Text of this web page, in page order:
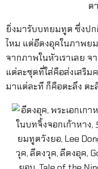
ยิ่งมารับบทยมทูต ซึ่งปก
ไหม แต่อีดงอุคในภาพ
จากภาพในหัวเราเลย
แต่ละชุดที่ใส่คือส่งเสริม
มาแต่ละที ก็คือตะลึง ตะ